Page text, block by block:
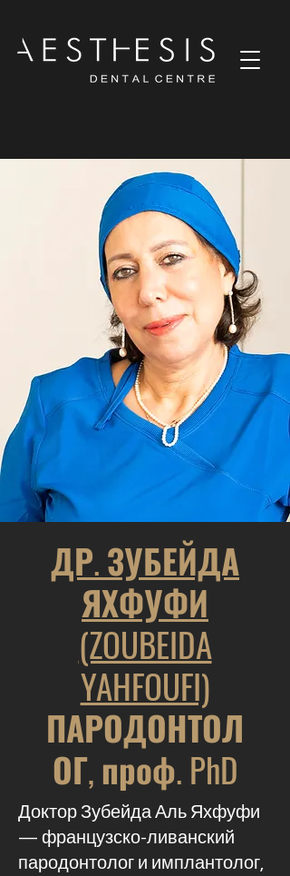
ДР. ЗУБЕЙДА
ЯХФУФИ
(ZOUBEIDA
YAHFOUFI)
ПАРОДОНТОЛ
ОГ, проф. PhD
Доктор Зубейда Аль Яхфуфи
— французско-ливанский
пародонтолог и имплантолог,